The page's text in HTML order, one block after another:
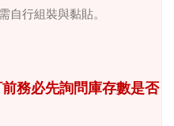
自行組裝與黏貼。
務必先詢問庫存數是否